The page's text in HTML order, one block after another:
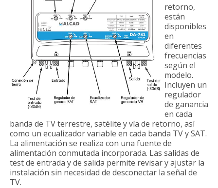
retorno,
están
disponibles
en
diferentes
frecuencias
según el
modelo.
Incluyen un
regulador
de ganancia
en cada
banda de TV terrestre, satélite y vía de retorno, así
como un ecualizador variable en cada banda TV y SAT.
La alimentación se realiza con una fuente de
alimentación conmutada incorporada. Las salidas de
test de entrada y de salida permite revisar y ajustar la
instalación sin necesidad de desconectar la señal de
TV.